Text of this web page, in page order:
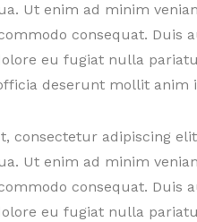
Ut enim ad minim
consequat. Duis
eu fugiat nulla
deserunt mollit anim
consectetur adipiscing
Ut enim ad minim
consequat. Duis
eu fugiat nulla